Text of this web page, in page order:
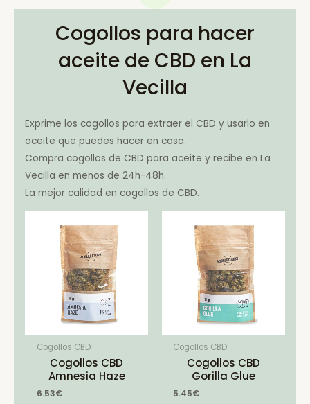
Cogollos para hacer
aceite de CBD en La
Vecilla
Exprime los cogollos para extraer el CBD y usarlo en
aceite que puedes hacer en casa.
Compra cogollos de CBD para aceite y recibe en La
Vecilla en menos de 24h-48h.
La mejor calidad en cogollos de CBD.
Cogollos CBD
Cogollos CBD
Amnesia Haze
6.53€
Cogollos CBD
Cogollos CBD
Gorilla Glue
5.45€